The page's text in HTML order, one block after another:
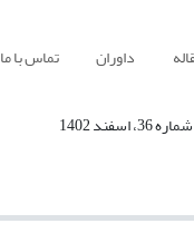
داوران تماس با ما